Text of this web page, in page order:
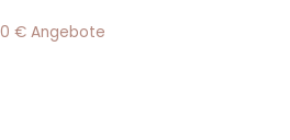
0 € Angebote